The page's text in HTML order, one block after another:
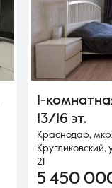
1-
13/16 эт.
Краснодар,
Кругликовский,
21
5 450